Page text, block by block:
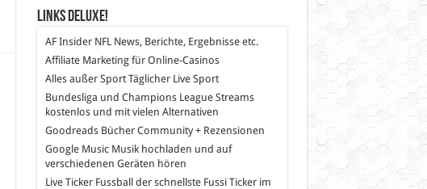
Links DeLuXe!
AF InsiderNFL News, Berichte, Ergebnisse etc.
Affiliate Marketingfür Online-Casinos
Alles außer SportTäglicher Live Sport
Bundesliga und Champions League Streams
kostenlos und mit vielen Alternativen
GoodreadsBücher Community + Rezensionen
Google MusicMusik hochladen und auf
verschiedenen Geräten hören
Live Ticker Fussball
der schnellste Fussi Ticker im